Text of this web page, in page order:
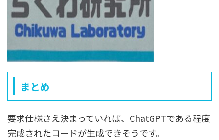
まとめ
要求仕様さえ決まっていれば、ChatGPTである程度
完成されたコードが生成できそうです。